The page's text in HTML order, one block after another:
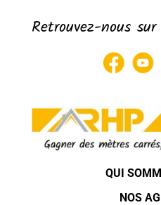
Retrouvez-nous
QUI
NOS